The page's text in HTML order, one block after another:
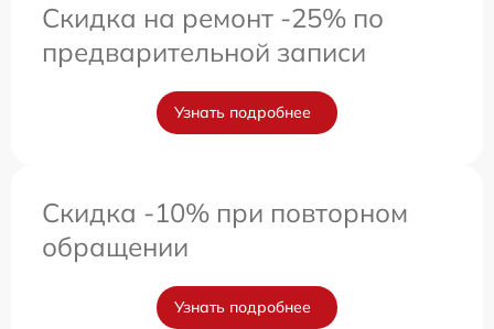
Скидка на ремонт -25% по
предварительной записи
Узнать подробнее
Скидка -10% при повторном
обращении
Узнать подробнее